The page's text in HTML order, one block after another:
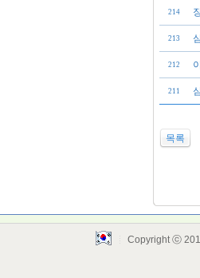
214
213
212
211
목록
Copyright ⓒ